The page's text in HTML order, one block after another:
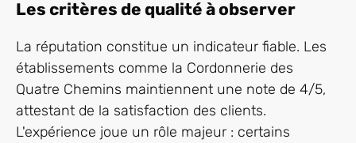
Les critères de qualité à observer
La réputation constitue un indicateur fiable. Les
établissements comme la Cordonnerie des
Quatre Chemins maintiennent une note de 4/5,
attestant de la satisfaction des clients.
L'expérience joue un rôle majeur : certains